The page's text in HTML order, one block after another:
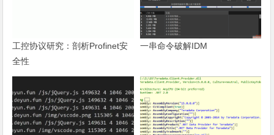
工控协议研究：剖析Profinet安
全性
一串命令破解IDM